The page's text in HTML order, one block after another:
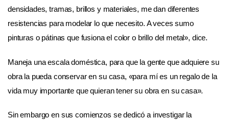
densidades, tramas, brillos y materiales, me dan diferentes
resistencias para modelar lo que necesito. A veces sumo
pinturas o pátinas que fusiona el color o brillo del metal», dice.
Maneja una escala doméstica, para que la gente que adquiere su
obra la pueda conservar en su casa, «para mí es un regalo de la
vida muy importante que quieran tener su obra en su casa».
Sin embargo en sus comienzos se dedicó a investigar la